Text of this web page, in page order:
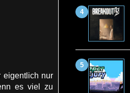
eigentlich nur
es viel zu